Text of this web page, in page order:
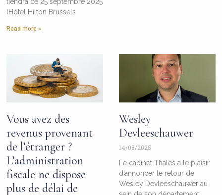
tiendra ce 25 septembre 2025
(Hôtel Hilton Brussels
Read more »
Vous avez des
revenus provenant
de l’étranger ?
L’administration
fiscale ne dispose
plus de délai de
Wesley
Devleeschauwer
14/08/2025
Le cabinet Thales a le plaisir
d’annoncer le retour de
Wesley Devleeschauwer au